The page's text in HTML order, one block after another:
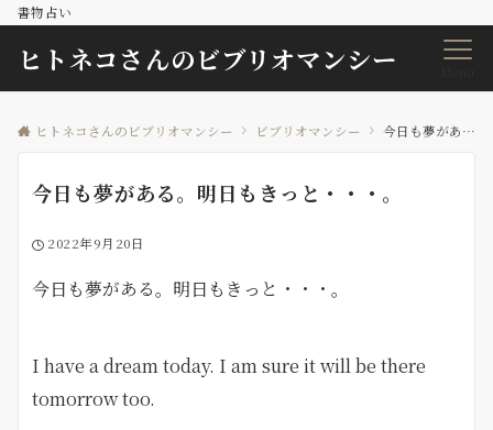
書物占い
ヒトネコさんのビブリオマンシー
ヒトネコさんのビブリオマンシー ビブリオマンシー 今日も夢がある。明日もきっと・・・。
今日も夢がある。明日もきっと・・・。
2022年9月20日
今日も夢がある。明日もきっと・・・。
I have a dream today. I am sure it will be there
tomorrow too.